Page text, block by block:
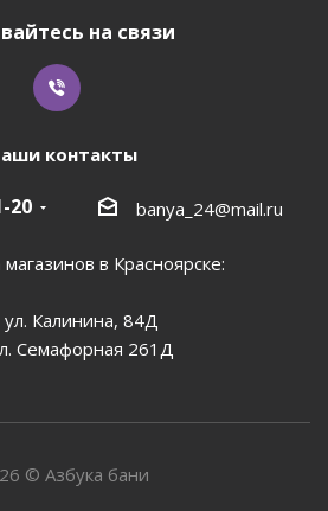
на связи
контакты
20 banya_24@mail.ru
в Красноярске:
ул. Калинина, 84Д
Семафорная 261Д
© Азбука бани